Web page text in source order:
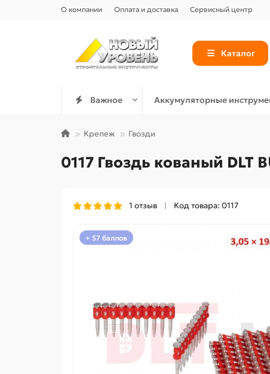
О компании Оплата и доставка Сервисный центр
Каталог
Важное Аккумуляторные
Крепеж Гвозди
0117 Гвоздь кованый DLT
1 отзыв Код товара: 0117
+ 57 баллов